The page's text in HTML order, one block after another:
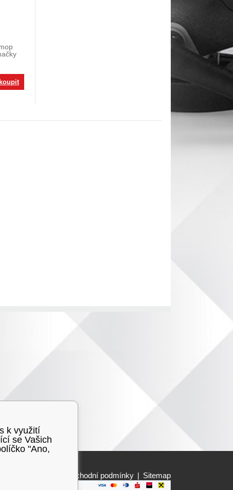
koupit
Obchodní podmínky | Sitemap
k využití
se Vašich
"Ano,